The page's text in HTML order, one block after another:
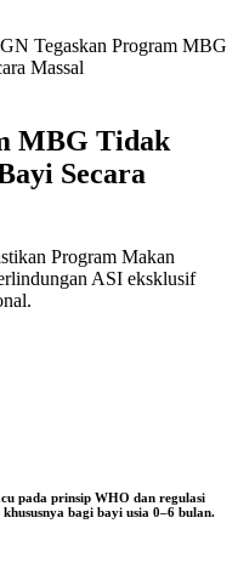
Tegaskan Program MBG
Massal
MBG Tidak
Secara
Program Makan
ASI eksklusif
pada prinsip WHO dan regulasi
bagi bayi usia 0–6 bulan.